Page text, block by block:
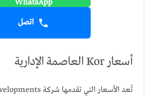
اتصل
أسعار Kor العاصمة الإدارية